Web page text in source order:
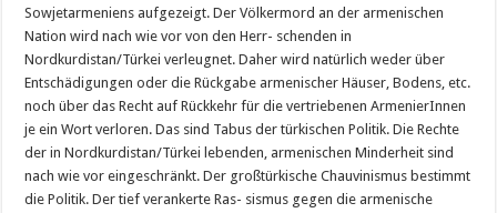
Sowjetarmeniens aufgezeigt. Der Völkermord an der armenischen
Nation wird nach wie vor von den Herr- schenden in
Nordkurdistan/Türkei verleugnet. Daher wird natürlich weder über
Entschädigungen oder die Rückgabe armenischer Häuser, Bodens, etc.
noch über das Recht auf Rückkehr für die vertriebenen ArmenierInnen
je ein Wort verloren. Das sind Tabus der türkischen Politik. Die Rechte
der in Nordkurdistan/Türkei lebenden, armenischen Minderheit sind
nach wie vor eingeschränkt. Der großtürkische Chauvinismus bestimmt
die Politik. Der tief verankerte Ras- sismus gegen die armenische